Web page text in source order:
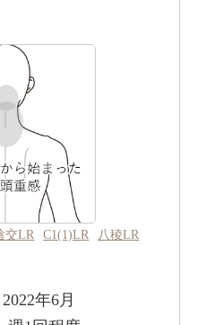
交LR C1(1)LR 八稜LR
年6月